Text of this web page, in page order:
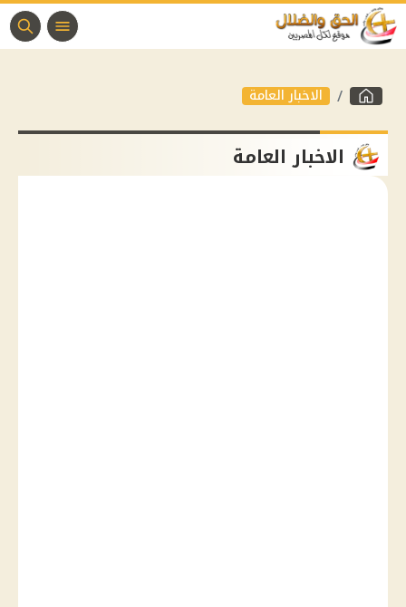
الاخبار العامة
الاخبار العامة